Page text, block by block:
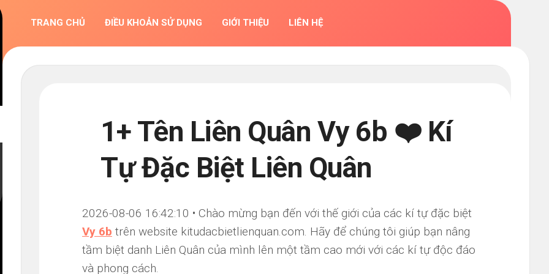
TRANG CHỦ ĐIỀU KHOẢN SỬ DỤNG GIỚI THIỆU LIÊN HỆ
1+ Tên Liên Quân Vy 6b ❤️ Kí
Tự Đặc Biệt Liên Quân
2026-08-06 16:42:10 • Chào mừng bạn đến với thế giới của các kí tự đặc biệt
Vy 6b trên website kitudacbietlienquan.com. Hãy để chúng tôi giúp bạn nâng
tầm biệt danh Liên Quân của mình lên một tầm cao mới với các kí tự độc đáo
và phong cách.